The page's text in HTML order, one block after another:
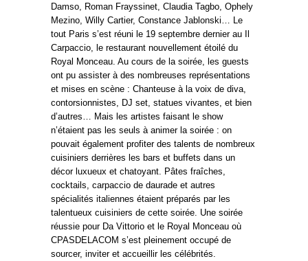
Damso, Roman Frayssinet, Claudia Tagbo, Ophely
Mezino, Willy Cartier, Constance Jablonski… Le
tout Paris s’est réuni le 19 septembre dernier au Il
Carpaccio, le restaurant nouvellement étoilé du
Royal Monceau. Au cours de la soirée, les guests
ont pu assister à des nombreuses représentations
et mises en scène : Chanteuse à la voix de diva,
contorsionnistes, DJ set, statues vivantes, et bien
d’autres… Mais les artistes faisant le show
n’étaient pas les seuls à animer la soirée : on
pouvait également profiter des talents de nombreux
cuisiniers derrières les bars et buffets dans un
décor luxueux et chatoyant. Pâtes fraîches,
cocktails, carpaccio de daurade et autres
spécialités italiennes étaient préparés par les
talentueux cuisiniers de cette soirée. Une soirée
réussie pour Da Vittorio et le Royal Monceau où
CPASDELACOM s’est pleinement occupé de
sourcer, inviter et accueillir les célébrités.